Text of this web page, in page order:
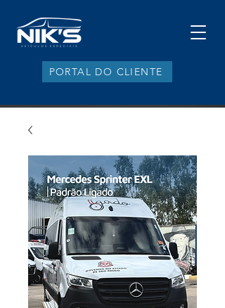
PORTAL DO CLIENTE